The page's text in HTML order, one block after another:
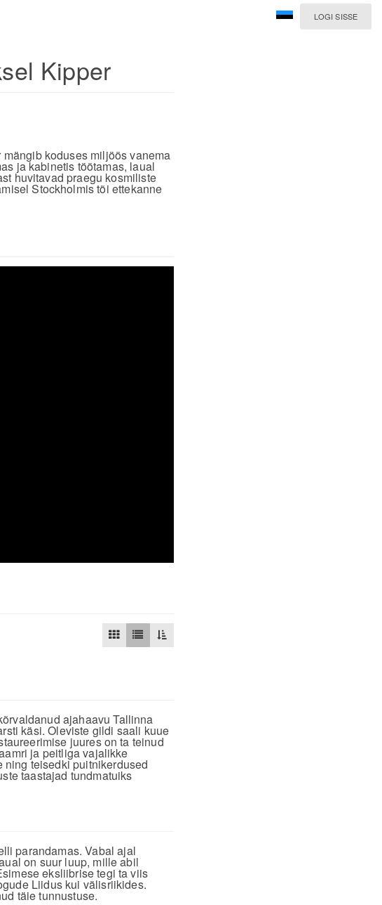
LOGI SISSE
Kipper
koduses miljöös vanema
ja kabinetis töötamas, laual
huvitavad praegu kosmiliste
Stockholmis tõi ettekanne
ajahaavu Tallinna
käsi. Oleviste gildi saali kuue
juures on ta teinud
ja peitliga vajalikke
teisedki puitnikerdused
taastajad tundmatuiks
parandamas. Vabal ajal
on suur luup, mille abil
eksliibrise tegi ta viis
Liidus kui välisriikides.
täie tunnustuse.